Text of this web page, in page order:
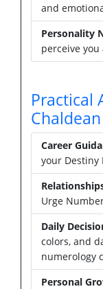
and
Personality
perceive
Practical
Career
your Destiny
Urge
Daily
colors, and
numerology
Personal